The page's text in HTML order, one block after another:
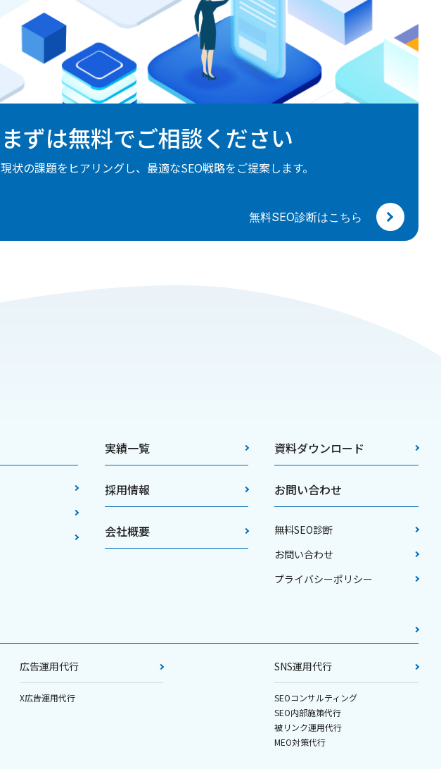
まずは無料でご相談ください
現状の課題をヒアリングし、最適なSEO戦略をご提案します。
無料SEO診断はこちら
実績一覧
採用情報
会社概要
資料ダウンロード
お問い合わせ
無料SEO診断
お問い合わせ
プライバシーポリシー
広告運用代行
X広告運用代行
SNS運用代行
SEOコンサルティング
SEO内部施策代行
被リンク運用代行
MEO対策代行